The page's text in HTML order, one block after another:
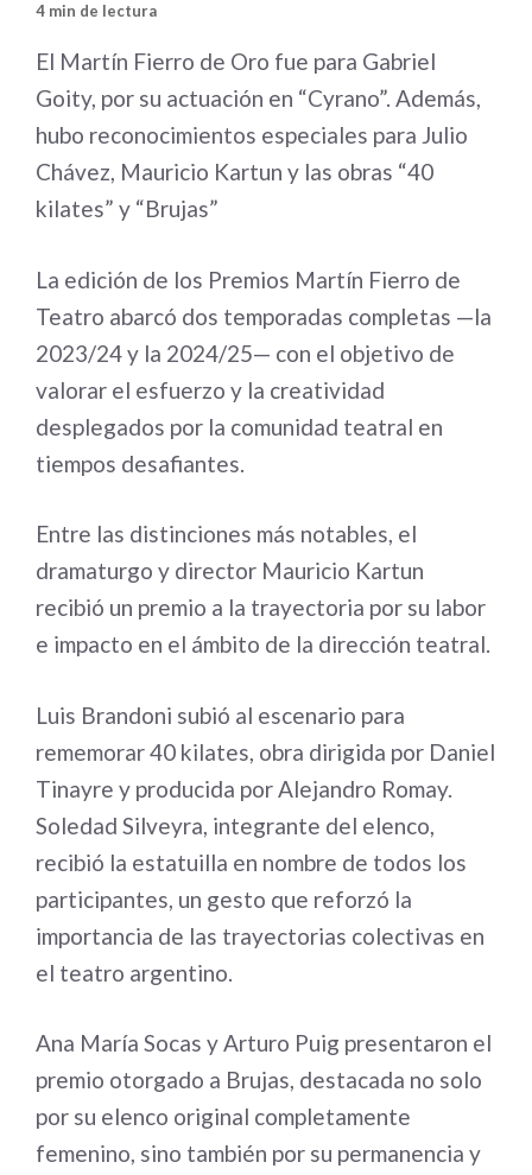
4 min de lectura
El Martín Fierro de Oro fue para Gabriel
Goity, por su actuación en “Cyrano”. Además,
hubo reconocimientos especiales para Julio
Chávez, Mauricio Kartun y las obras “40
kilates” y “Brujas”
La edición de los Premios Martín Fierro de
Teatro abarcó dos temporadas completas —la
2023/24 y la 2024/25— con el objetivo de
valorar el esfuerzo y la creatividad
desplegados por la comunidad teatral en
tiempos desafiantes.
Entre las distinciones más notables, el
dramaturgo y director Mauricio Kartun
recibió un premio a la trayectoria por su labor
e impacto en el ámbito de la dirección teatral.
Luis Brandoni subió al escenario para
rememorar 40 kilates, obra dirigida por Daniel
Tinayre y producida por Alejandro Romay.
Soledad Silveyra, integrante del elenco,
recibió la estatuilla en nombre de todos los
participantes, un gesto que reforzó la
importancia de las trayectorias colectivas en
el teatro argentino.
Ana María Socas y Arturo Puig presentaron el
premio otorgado a Brujas, destacada no solo
por su elenco original completamente
femenino, sino también por su permanencia y